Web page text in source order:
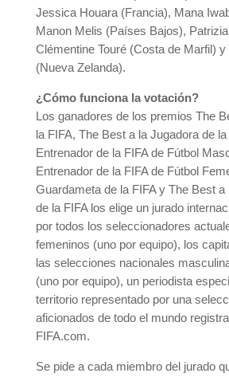
Jessica Houara (Francia), Mana
Manon Melis (Países Bajos),
Clémentine Touré (Costa de Marfil)
(Nueva Zelanda).
¿Cómo funciona la votación?
Los ganadores de los premios The
la FIFA, The Best a la Jugadora de
Entrenador de la FIFA de Fútbol
Entrenador de la FIFA de Fútbol
Guardameta de la FIFA y The Best
de la FIFA los elige un jurado
por todos los seleccionadores
femeninos (uno por equipo), los
las selecciones nacionales
(uno por equipo), un periodista
territorio representado por una
aficionados de todo el mundo
FIFA.com.
Se pide a cada miembro del jurado